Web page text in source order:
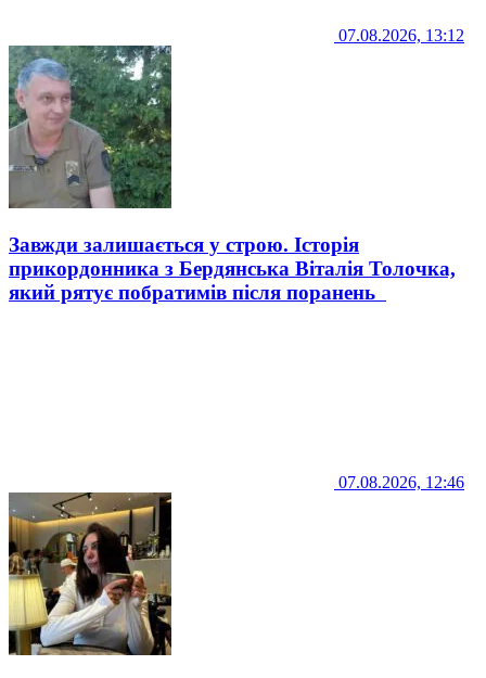
07.08.2026, 13:12
Завжди залишається у строю. Історія
прикордонника з Бердянська Віталія Толочка,
який рятує побратимів після поранень
07.08.2026, 12:46